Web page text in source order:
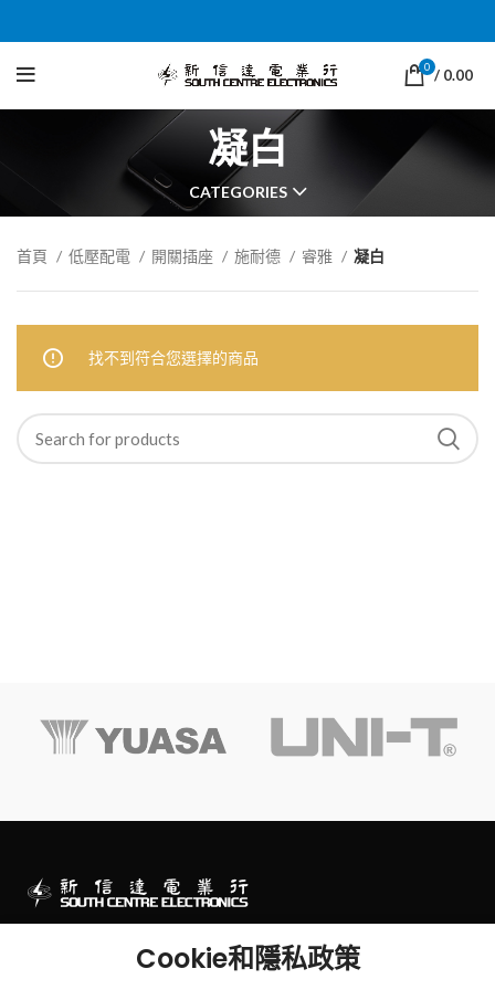
0 / 0.00
凝白
CATEGORIES
首頁 低壓配電 開關插座 施耐德 睿雅 凝白
找不到符合您選擇的商品
澳門一站式電子零件及工程產品專門店
Cookie和隱私政策